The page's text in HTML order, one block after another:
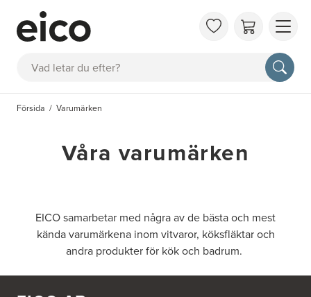
Sök
OM
FAQ
Försida Varumärken
Våra varumärken
EICO samarbetar med några av de bästa och mest
kända varumärkena inom vitvaror, köksfläktar och
andra produkter för kök och badrum.